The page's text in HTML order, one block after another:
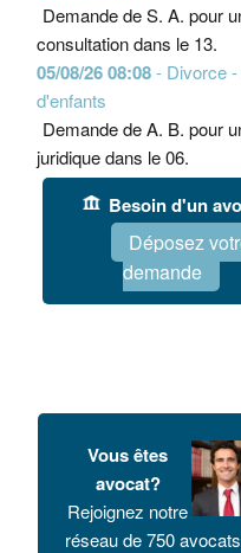
Demande de S. A. pour
consultation dans le 13.
05/08/26 08:08- Divorce -
d'enfants
Demande de A. B. pour
juridique dans le 06.
Besoin d'un
Déposez
demande
Vous êtes
avocat?
Rejoignez notre
réseau de 750